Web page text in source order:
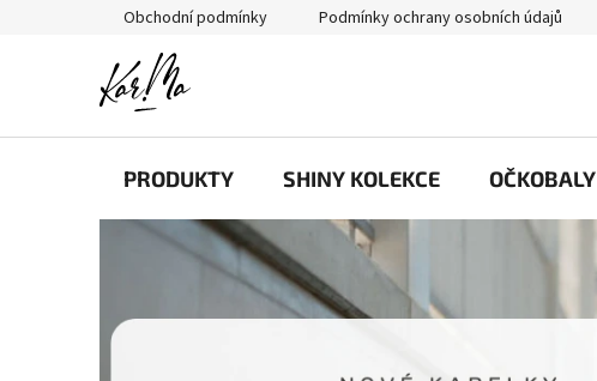
Obchodní podmínky Podmínky ochrany osobních údajů
PRODUKTY SHINY KOLEKCE OČKOBALY